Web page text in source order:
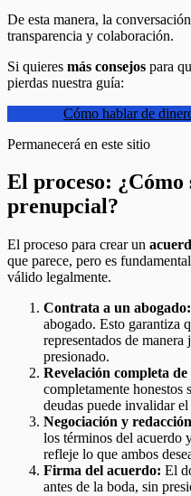
De esta manera, la
transparencia y colaboración.
Si quieres más consejos para
pierdas nuestra guía:
Cómo hablar de
Permanecerá en este sitio
El proceso: ¿Cómo
prenupcial?
El proceso para crear un
que parece, pero es
válido legalmente.
Contrata a un abogado:
abogado. Esto garantiza
representados de manera
presionado.
Revelación completa de
completamente honestos
deudas puede invalidar el
Negociación y
los términos del acuerdo
refleje lo que ambos
Firma del acuerdo: El
antes de la boda, sin